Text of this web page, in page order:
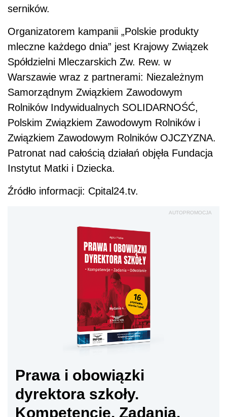
serników.
Organizatorem kampanii „Polskie produkty
mleczne każdego dnia” jest Krajowy Związek
Spółdzielni Mleczarskich Zw. Rew. w
Warszawie wraz z partnerami: Niezależnym
Samorządnym Związkiem Zawodowym
Rolników Indywidualnych SOLIDARNOŚĆ,
Polskim Związkiem Zawodowym Rolników i
Związkiem Zawodowym Rolników OJCZYZNA.
Patronat nad całością działań objęła Fundacja
Instytut Matki i Dziecka.
Źródło informacji: Cpital24.tv.
AUTOPROMOCJA
Prawa i obowiązki
dyrektora szkoły.
Kompetencje. Zadania.